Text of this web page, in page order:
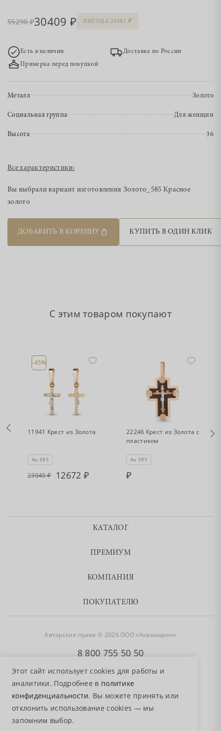
Этот сайт использует cookies для работы и
аналитики. Подробнее в политике
конфиденциальности. Вы можете принять или
отклонить использование cookies — мы
запомним выбор.
55290 30409 ВЫГОДА 24881
Есть в наличии
Доставка по России
Примерка перед покупкой
Металл Золото
Социальная группа Для женщин
Высота 36
Все характеристики›
Вы выбрали вариант изготовления Золото_585 Красное
золото
ДОБАВИТЬ В КОРЗИНУ КУПИТЬ В ОДИН КЛИК
С этим товаром покупают
-45%
11941 Крест из Золота
Au 585
23040 12672
Нет в наличии
22246 Крест из Золота с
пластиком
Au 585
КАТАЛОГ
ПРЕМИУМ
КОМПАНИЯ
ПОКУПАТЕЛЮ
Авторские права © 2026 ООО «Аквамарин»
8 800 755 50 50